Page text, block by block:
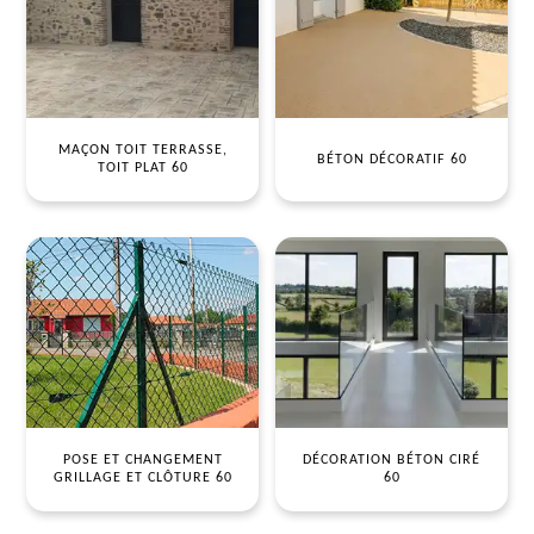
MAÇON TOIT TERRASSE,
TOIT PLAT 60
BÉTON DÉCORATIF 60
POSE ET CHANGEMENT
GRILLAGE ET CLÔTURE 60
DÉCORATION BÉTON CIRÉ
60